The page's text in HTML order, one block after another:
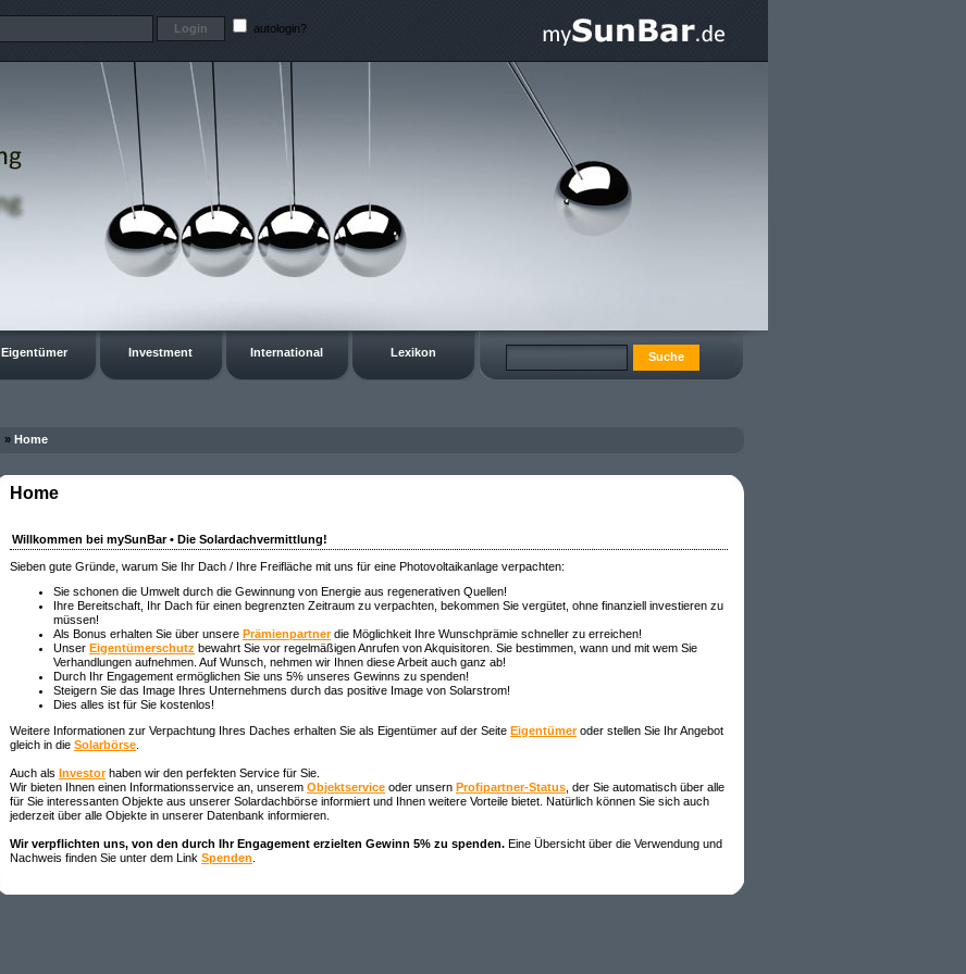
autologin?
Eigentümer Investment International Lexikon
» Home
Home
Willkommen bei mySunBar• Die Solardachvermittlung!
Sieben gute Gründe, warum Sie Ihr Dach / Ihre Freifläche mit uns für eine Photovoltaikanlage verpachten:
Sie schonen die Umwelt durch die Gewinnung von Energie aus regenerativen Quellen!
Ihre Bereitschaft, Ihr Dach für einen begrenzten Zeitraum zu verpachten, bekommen Sie vergütet, ohne finanziell investieren zu
müssen!
Als Bonus erhalten Sie über unsere Prämienpartnerdie Möglichkeit Ihre Wunschprämie schneller zu erreichen!
Unser Eigentümerschutz bewahrt Sie vor regelmäßigen Anrufen von Akquisitoren. Sie bestimmen, wann und mit wem Sie
Verhandlungen aufnehmen. Auf Wunsch, nehmen wir Ihnen diese Arbeit auch ganz ab!
Durch Ihr Engagement ermöglichen Sie uns 5% unseres Gewinns zu spenden!
Steigern Sie das Image Ihres Unternehmens durch das positive Image von Solarstrom!
Dies alles ist für Sie kostenlos!
Weitere Informationen zur Verpachtung Ihres Daches erhalten Sie als Eigentümer auf der Seite Eigentümeroder stellen Sie Ihr Angebot
gleich in die Solarbörse
Auch als Investorhaben wir den perfekten Service für Sie.
Wir bieten Ihnen einen Informationsservice an, unserem Objektservice oder unsern Profipartner-Status , der Sie automatisch über alle
für Sie interessanten Objekte aus unserer Solardachbörse informiert und Ihnen weitere Vorteile bietet. Natürlich können Sie sich auch
jederzeit über alle Objekte in unserer Datenbank informieren.
Wir verpflichten uns, von den durch Ihr Engagement erzielten Gewinn 5% zu spenden. Eine Übersicht über die Verwendung und
Nachweis finden Sie unter dem Link Spenden